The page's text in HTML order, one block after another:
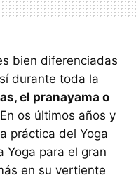
bien diferenciadas
durante toda la
el pranayama o
os últimos años y
práctica del Yoga
Yoga para el gran
en su vertiente